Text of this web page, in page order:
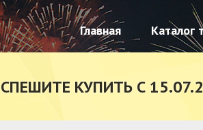
Главная Каталог
КУПИТЬ С